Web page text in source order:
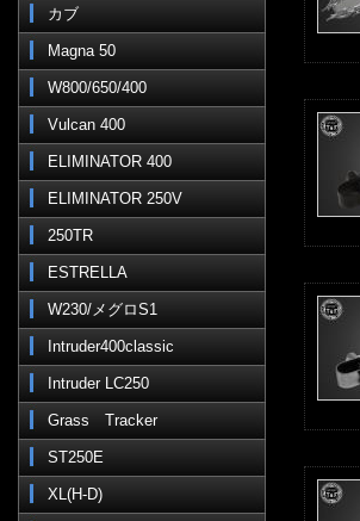
カブ
Magna 50
W800/650/400
Vulcan 400
ELIMINATOR 400
ELIMINATOR 250V
250TR
ESTRELLA
W230/メグロS1
Intruder400classic
Intruder LC250
Grass Tracker
ST250E
XL(H-D)